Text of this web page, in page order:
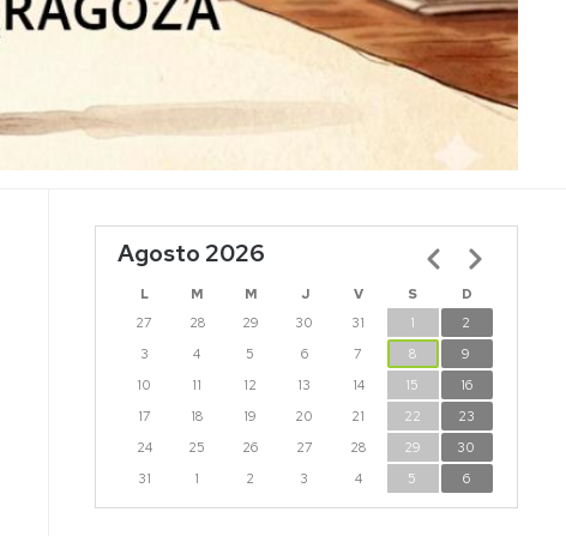
Agosto 2026
L M M J V S
D
27
28 29 30 31 1
2
3
4 5 6 7 8
9
10
11 12 13 14 15
16
17
18 19 20 21 22
23
24
25 26 27 28 29
30
31
1 2 3 4 5 6
Paginación